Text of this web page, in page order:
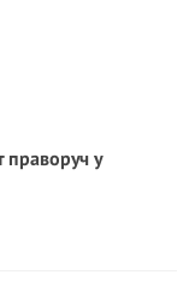
праворуч у